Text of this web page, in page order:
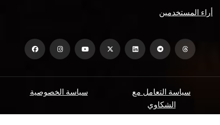
أراء المستخدمين
سياسة الخصوصية
سياسة التعامل مع
الشكاوي